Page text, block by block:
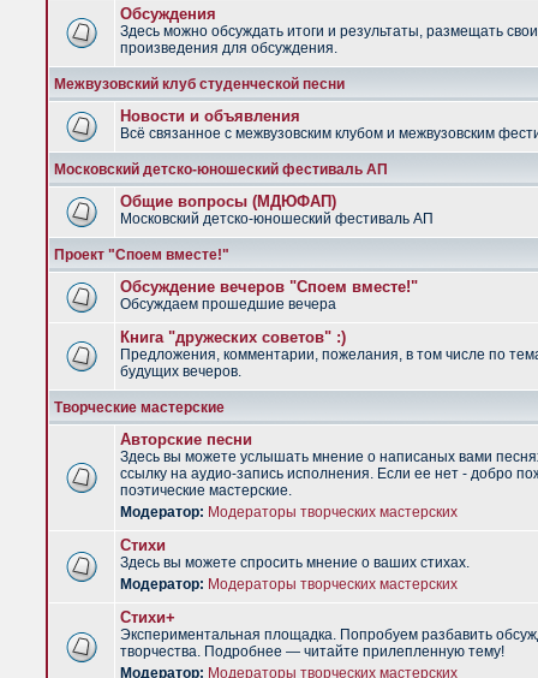
Обсуждения
Здесь можно обсуждать итоги и результаты, размещать
произведения для обсуждения.
Межвузовский клуб студенческой песни
Новости и объявления
Всё связанное с межвузовским клубом и межвузовским
Московский детско-юношеский фестиваль АП
Общие вопросы (МДЮФАП)
Московский детско-юношеский фестиваль АП
Проект "Споем вместе!"
Обсуждение вечеров "Споем вместе!"
Обсуждаем прошедшие вечера
Книга "дружеских советов" :)
Предложения, комментарии, пожелания, в том числе по
будущих вечеров.
Творческие мастерские
Авторские песни
Здесь вы можете услышать мнение о написаных вами
ссылку на аудио-запись исполнения. Если ее нет - добро
поэтические мастерские.
Модератор: Модераторы творческих мастерских
Стихи
Здесь вы можете спросить мнение о ваших стихах.
Модератор: Модераторы творческих мастерских
Стихи+
Экспериментальная площадка. Попробуем разбавить
творчества. Подробнее — читайте прилепленную тему!
Модератор: Модераторы творческих мастерских